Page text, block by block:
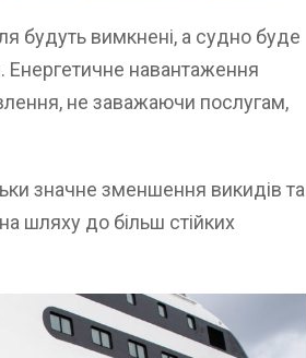
будуть вимкнені, а судно буде
навантаження
не заважаючи послугам,
значне зменшення викидів та
шляху до більш стійких